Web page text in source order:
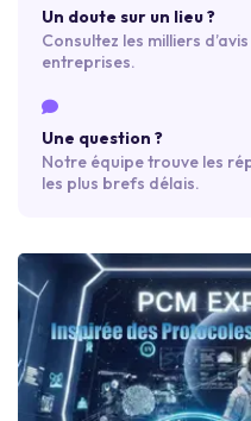
Un doute sur un lieu ?
Consultez les milliers
entreprises.
Une question ?
Notre équipe trouve les
les plus brefs délais.